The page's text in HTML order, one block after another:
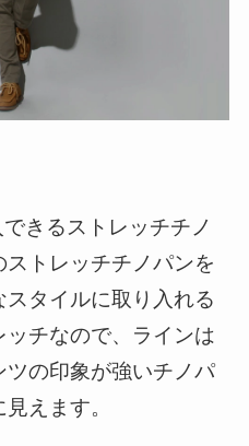
きるストレッチチノ
トレッチチノパンを
スタイルに取り入れる
チなので、ラインは
の印象が強いチノパ
えます。